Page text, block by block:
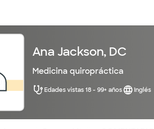
Ana Jackson, DC
Medicina quiropráctica
Edades vistas 18 - 99+ años Inglés